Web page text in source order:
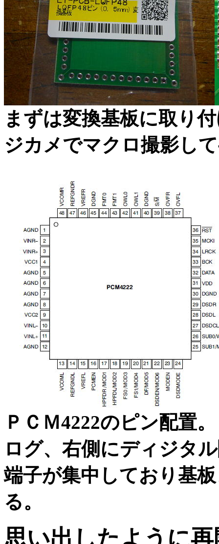
まずは変換基板に取り
ジカメでマクロ撮影し
ＰＣＭ4222のピン配置
ログ、右側にディジタ
端子が集中しており基
る。
思い出したように